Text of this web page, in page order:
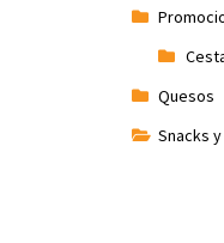
Quesos
Snacks